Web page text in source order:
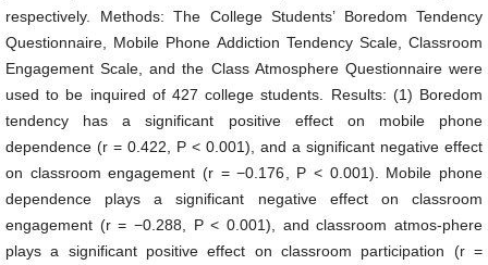
respectively. Methods: The College Students’ Boredom Tendency
Questionnaire, Mobile Phone Addiction Tendency Scale, Classroom
Engagement Scale, and the Class Atmosphere Questionnaire were
used to be inquired of 427 college students. Results: (1) Boredom
tendency has a significant positive effect on mobile phone
dependence (r = 0.422, P < 0.001), and a significant negative effect
on classroom engagement (r = −0.176, P < 0.001). Mobile phone
dependence plays a significant negative effect on classroom
engagement (r = −0.288, P < 0.001), and classroom atmos-phere
plays a significant positive effect on classroom participation (r =